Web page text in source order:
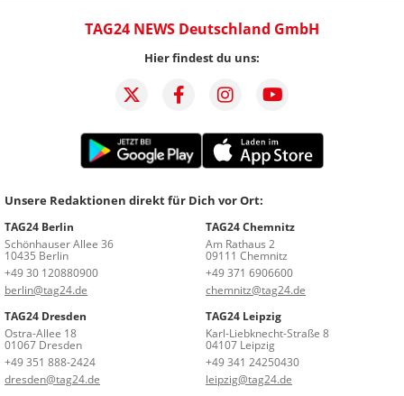
TAG24 NEWS Deutschland GmbH
Hier findest du uns:
Unsere Redaktionen direkt für Dich vor Ort:
TAG24 Berlin
Schönhauser Allee 36
10435 Berlin
+49 30 120880900
berlin@tag24.de
TAG24 Chemnitz
Am Rathaus 2
09111 Chemnitz
+49 371 6906600
chemnitz@tag24.de
TAG24 Dresden
Ostra-Allee 18
01067 Dresden
+49 351 888-2424
dresden@tag24.de
TAG24 Leipzig
Karl-Liebknecht-Straße 8
04107 Leipzig
+49 341 24250430
leipzig@tag24.de